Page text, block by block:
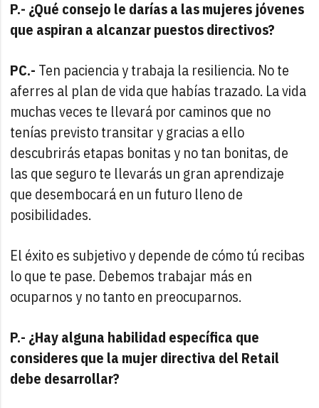
P.- ¿Qué consejo le darías a las mujeres jóvenes
que aspiran a alcanzar puestos directivos?
PC.- Ten paciencia y trabaja la resiliencia. No te
aferres al plan de vida que habías trazado. La vida
muchas veces te llevará por caminos que no
tenías previsto transitar y gracias a ello
descubrirás etapas bonitas y no tan bonitas, de
las que seguro te llevarás un gran aprendizaje
que desembocará en un futuro lleno de
posibilidades.
El éxito es subjetivo y depende de cómo tú recibas
lo que te pase. Debemos trabajar más en
ocuparnos y no tanto en preocuparnos.
P.- ¿Hay alguna habilidad específica que
consideres que la mujer directiva del Retail
debe desarrollar?